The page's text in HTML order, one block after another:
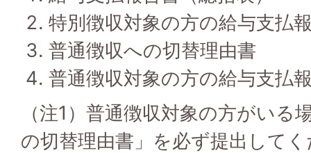
特別徴収対象の方の給与支払
普通徴収への切替理由書
普通徴収対象の方の給与支払
（注1）普通徴収対象の方がいる
の切替理由書」を必ず提出して